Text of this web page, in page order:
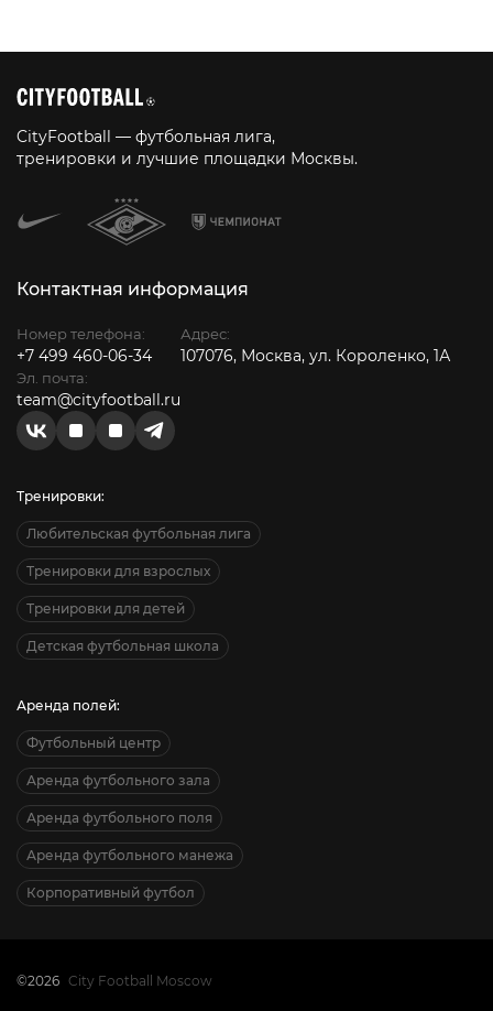
CityFootball — футбольная лига,
тренировки и лучшие площадки Москвы.
Контактная информация
Номер телефона:
+7 499 460-06-34
Эл. почта:
team@cityfootball.ru
Адрес:
107076, Москва, ул. Короленко, 1А
Тренировки:
Любительская футбольная лига
Тренировки для взрослых
Тренировки для детей
Детская футбольная школа
Аренда полей:
Футбольный центр
Аренда футбольного зала
Аренда футбольного поля
Аренда футбольного манежа
Корпоративный футбол
©2026 City Football Moscow